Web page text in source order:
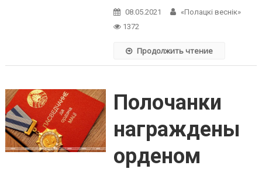
08.05.2021
«Полацкі веснік»
1372
Продолжить чтение
Полочанки
награждены
орденом